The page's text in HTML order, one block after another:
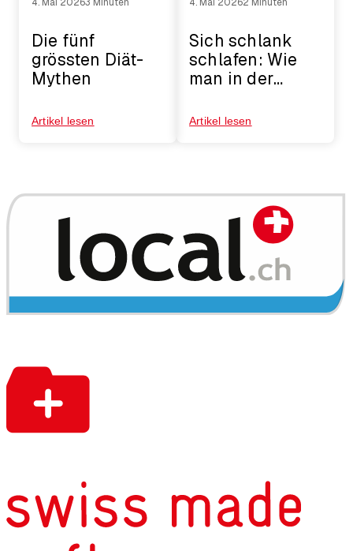
Die fünf
grössten Diät-
Mythen
Artikel lesen
Sich schlank
schlafen: Wie
man in der
verliert
Artikel lesen